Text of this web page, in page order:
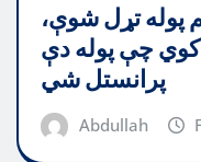
پوله تړل شوې،
چې پوله دې
پرانستل شي
Abdullah